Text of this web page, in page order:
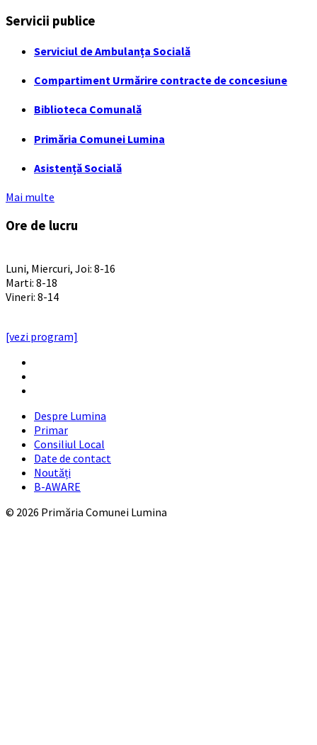
Servicii publice
Serviciul de Ambulanța Socială
Compartiment Urmărire contracte de concesiune
Biblioteca Comunală
Primăria Comunei Lumina
Asistență Socială
Mai multe
Ore de lucru
Luni, Miercuri, Joi: 8-16
Marti: 8-18
Vineri: 8-14
[vezi program]
Despre Lumina
Primar
Consiliul Local
Date de contact
Noutăți
B-AWARE
© 2026 Primăria Comunei Lumina